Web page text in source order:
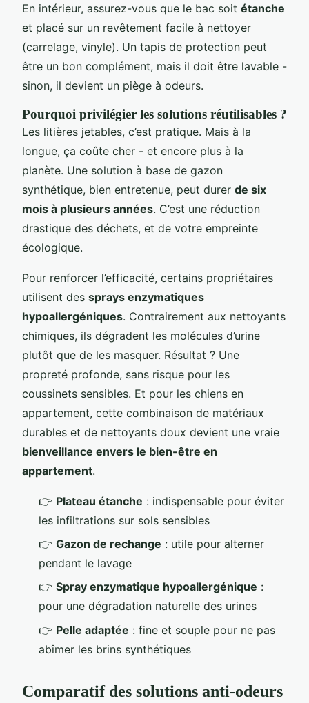
En intérieur, assurez-vous que le bac soit étanche
et placé sur un revêtement facile à nettoyer
(carrelage, vinyle). Un tapis de protection peut
être un bon complément, mais il doit être lavable -
sinon, il devient un piège à odeurs.
Pourquoi privilégier les solutions réutilisables ?
Les litières jetables, c’est pratique. Mais à la
longue, ça coûte cher - et encore plus à la
planète. Une solution à base de gazon
synthétique, bien entretenue, peut durer de six
mois à plusieurs années. C’est une réduction
drastique des déchets, et de votre empreinte
écologique.
Pour renforcer l’efficacité, certains propriétaires
utilisent des sprays enzymatiques
hypoallergéniques. Contrairement aux nettoyants
chimiques, ils dégradent les molécules d’urine
plutôt que de les masquer. Résultat ? Une
propreté profonde, sans risque pour les
coussinets sensibles. Et pour les chiens en
appartement, cette combinaison de matériaux
durables et de nettoyants doux devient une vraie
bienveillance envers le bien-être en
appartement.
👉 Plateau étanche : indispensable pour éviter
les infiltrations sur sols sensibles
👉 Gazon de rechange : utile pour alterner
pendant le lavage
👉 Spray enzymatique hypoallergénique :
pour une dégradation naturelle des urines
👉 Pelle adaptée : fine et souple pour ne pas
abîmer les brins synthétiques
Comparatif des solutions anti-odeurs